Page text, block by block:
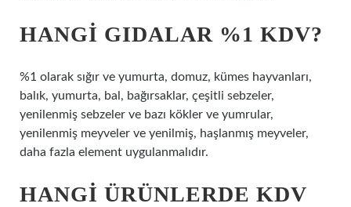
HANGI GIDALAR %1 KDV?
%1 olarak sığır ve yumurta, domuz, kümes hayvanları,
balık, yumurta, bal, bağırsaklar, çeşitli sebzeler,
yenilenmiş sebzeler ve bazı kökler ve yumrular,
yenilenmiş meyveler ve yenilmiş, haşlanmış meyveler,
daha fazla element uygulanmalıdır.
HANGI ÜRÜNLERDE KDV